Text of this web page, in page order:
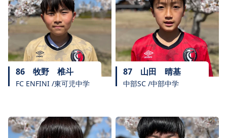
86 牧野 椎斗
FC ENFINI /東可児中学
87 山田 晴基
中部SC /中部中学